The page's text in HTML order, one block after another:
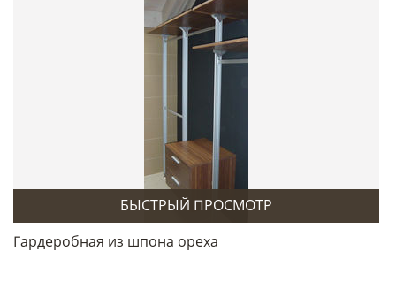
БЫСТРЫЙ ПРОСМОТР
Гардеробная из шпона ореха